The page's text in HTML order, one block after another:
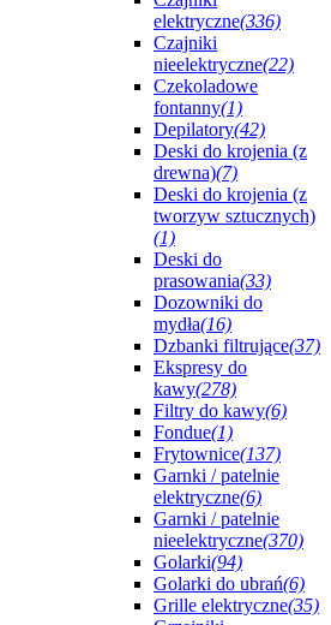
elektryczne(336)
Czajniki
nieelektryczne(22)
Czekoladowe
fontanny(1)
Depilatory(42)
Deski do krojenia (z
drewna)(7)
Deski do krojenia (z
tworzyw sztucznych)
(1)
Deski do
prasowania(33)
Dozowniki do
mydła(16)
Dzbanki filtrujące(37)
Ekspresy do
kawy(278)
Filtry do kawy(6)
Fondue(1)
Frytownice(137)
Garnki / patelnie
elektryczne(6)
Garnki / patelnie
nieelektryczne(370)
Golarki(94)
Golarki do ubrań(6)
Grille elektryczne(35)